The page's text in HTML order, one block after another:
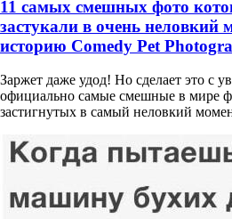
11 самых смешных фото
застукали в очень неловкий
историю Comedy Pet
Заржет даже удод! Но сделает это с
официально самые смешные в мире
застигнутых в самый неловкий